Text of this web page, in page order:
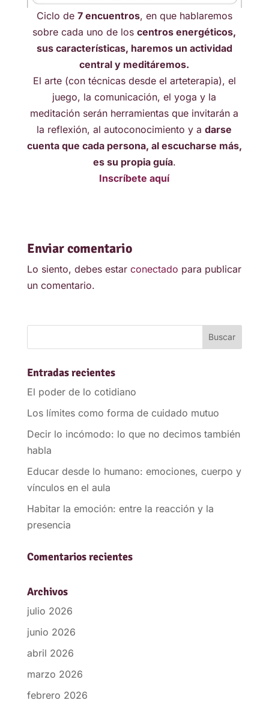
Ciclo de 7 encuentros, en que hablaremos
sobre cada uno de loscentros energéticos,
sus características, haremos un actividad
central y meditáremos.
El arte (con técnicas desde el arteterapia), el
juego, la comunicación, el yoga y la
meditación serán herramientas que invitarán a
la reflexión, al autoconocimiento y adarse
cuenta que cada persona, al escucharse más,
es su propia guía.
Inscríbete aquí
Enviar comentario
Lo siento, debes estar conectado para publicar
un comentario.
Entradas recientes
El poder de lo cotidiano
Los límites como forma de cuidado mutuo
Decir lo incómodo: lo que no decimos también
habla
Educar desde lo humano: emociones, cuerpo y
vínculos en el aula
Habitar la emoción: entre la reacción y la
presencia
Comentarios recientes
Archivos
julio 2026
junio 2026
abril 2026
marzo 2026
febrero 2026